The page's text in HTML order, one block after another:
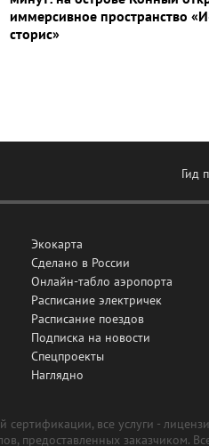
иммерсивное пространство
сторис»
Гид
Экокарта
Сделано в России
Онлайн-табло аэропорта
Расписание электричек
Расписание поездов
Подписка на новости
Спецпроекты
Наглядно
сертификации, все услуги -
предоставленных заказчиком.